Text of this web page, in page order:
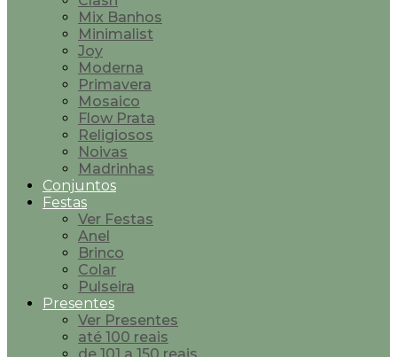
Mix Banhos
Minimalist
Joy
Moderna
Primavera
Mosaico
Flow Prata
Religiosos
Noivas
Madrinhas
Conjuntos
Festas
Ver Festas
Anel
Brinco
Colar
Pulseira
Presentes
Ver Presentes
até 100 reais